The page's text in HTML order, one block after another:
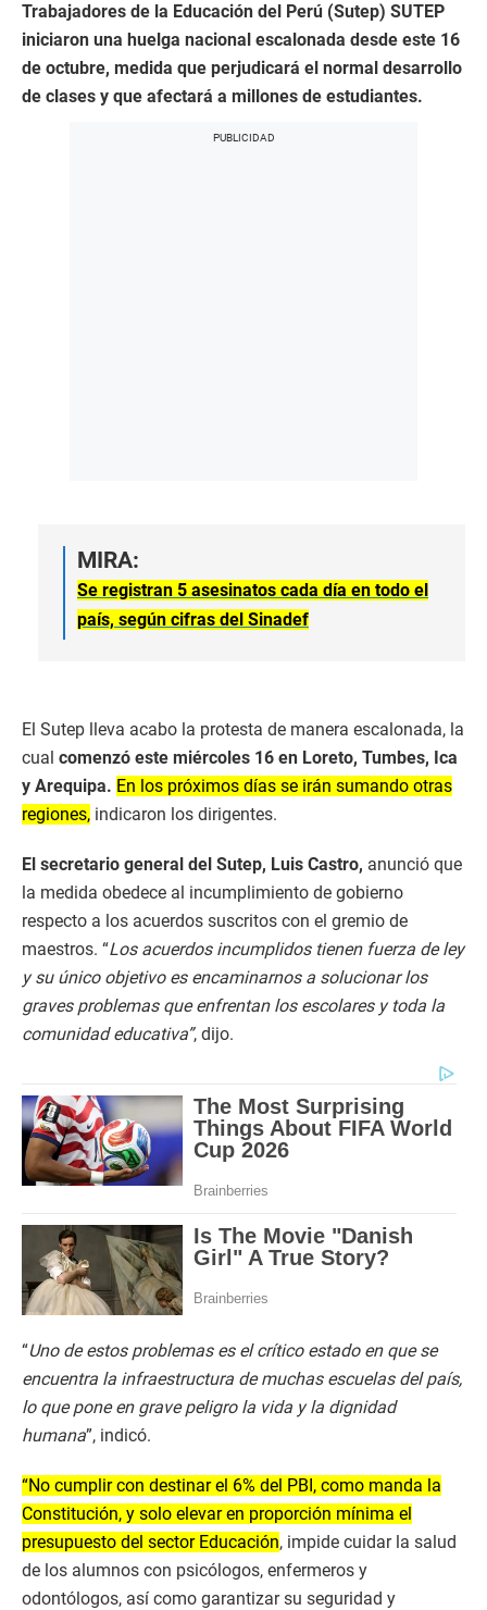
Trabajadores de la Educación del Perú (Sutep) SUTEP
iniciaron una huelga nacional escalonada desde este 16
de octubre, medida que perjudicará el normal desarrollo
de clases y que afectará a millones de estudiantes.
MIRA:
Se registran 5 asesinatos cada día en todo el
país, según cifras del Sinadef
El Sutep lleva acabo la protesta de manera escalonada, la
cual comenzó este miércoles 16 en Loreto, Tumbes, Ica
y Arequipa. En los próximos días se irán sumando otras
regiones, indicaron los dirigentes.
El secretario general del Sutep, Luis Castro, anunció que
la medida obedece al incumplimiento de gobierno
respecto a los acuerdos suscritos con el gremio de
maestros. “Los acuerdos incumplidos tienen fuerza de ley
y su único objetivo es encaminarnos a solucionar los
graves problemas que enfrentan los escolares y toda la
comunidad educativa”, dijo.
“Uno de estos problemas es el crítico estado en que se
encuentra la infraestructura de muchas escuelas del país,
lo que pone en grave peligro la vida y la dignidad
humana”, indicó.
“No cumplir con destinar el 6% del PBI, como manda la
Constitución, y solo elevar en proporción mínima el
presupuesto del sector Educación, impide cuidar la salud
de los alumnos con psicólogos, enfermeros y
odontólogos, así como garantizar su seguridad y